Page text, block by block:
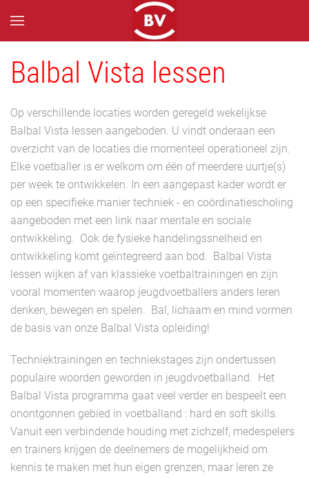
Balbal Vista lessen
Op verschillende locaties worden geregeld wekelijkse
Balbal Vista lessen aangeboden. U vindt onderaan een
overzicht van de locaties die momenteel operationeel zijn.
Elke voetballer is er welkom om één of meerdere uurtje(s)
per week te ontwikkelen. In een aangepast kader wordt er
op een specifieke manier techniek - en coördinatiescholing
aangeboden met een link naar mentale en sociale
ontwikkeling. Ook de fysieke handelingssnelheid en
ontwikkeling komt geïntegreerd aan bod. Balbal Vista
lessen wijken af van klassieke voetbaltrainingen en zijn
vooral momenten waarop jeugdvoetballers anders leren
denken, bewegen en spelen. Bal, lichaam en mind vormen
de basis van onze Balbal Vista opleiding!
Techniektrainingen en techniekstages zijn ondertussen
populaire woorden geworden in jeugdvoetballand. Het
Balbal Vista programma gaat veel verder en bespeelt een
onontgonnen gebied in voetballand : hard en soft skills.
Vanuit een verbindende houding met zichzelf, medespelers
en trainers krijgen de deelnemers de mogelijkheid om
kennis te maken met hun eigen grenzen, maar leren ze